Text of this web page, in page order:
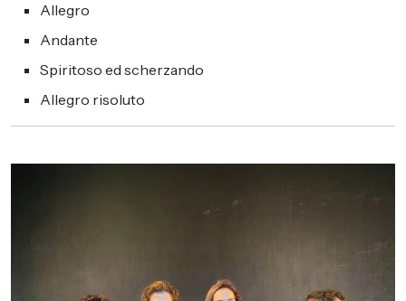
Allegro
Andante
Spiritoso ed scherzando
Allegro risoluto